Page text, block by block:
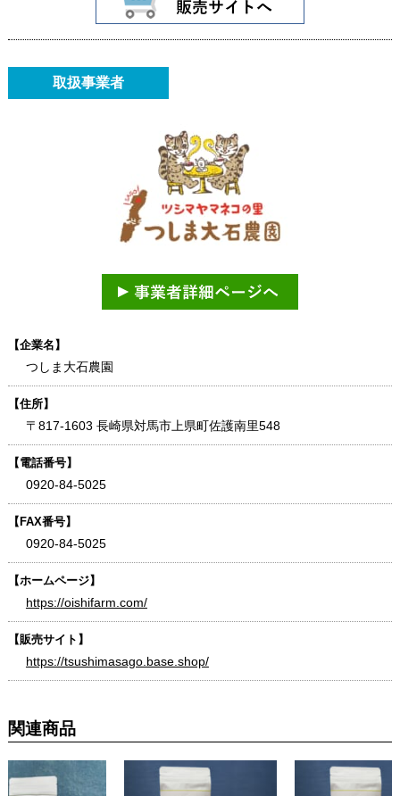
取扱事業者
【企業名】
つしま大石農園
【住所】
〒817-1603 長崎県対馬市上県町佐護南里548
【電話番号】
0920-84-5025
【FAX番号】
0920-84-5025
【ホームページ】
https://oishifarm.com/
【販売サイト】
https://tsushimasago.base.shop/
関連商品